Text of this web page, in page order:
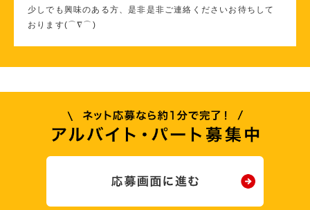
少しでも興味のある方、是非是非ご連絡くださいお待ちして
おります(⌒∇⌒)